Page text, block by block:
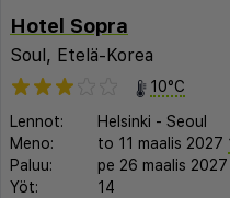
Hotel Sopra
Soul, Etelä-Korea
10°C
Lennot:
Helsinki - Seoul
Meno:
to 11 maalis 2027
Paluu:
pe 26 maalis 2027
Yöt:
14